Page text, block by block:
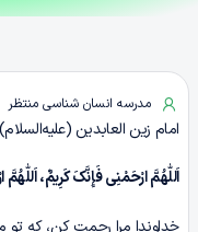
مدرسه انسان شناسی منتظر
امام زین العابدین
اَللّٰهُمَّ ارْحَمْنِی فَإِنَّکَ کَرِیمٌ،
خداوندا مرا رحمت کن، که